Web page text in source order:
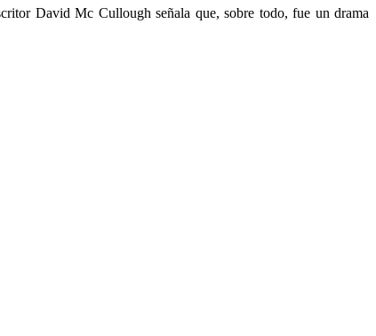
David Mc Cullough señala que, sobre todo, fue un drama